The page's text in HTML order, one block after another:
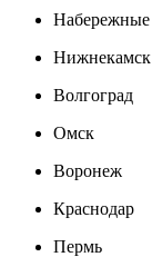
Нижнекамск
Волгоград
Омск
Воронеж
Краснодар
Пермь